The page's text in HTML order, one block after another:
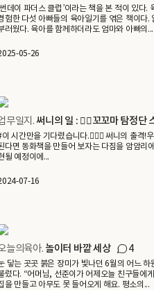
썬데이 파더스 클럽’이라는 책을 본 적이 있다
험한 다섯 아빠들의 육아일기를 엮은 책이다.
러웠다. 육아를 함께하더라도 엄마와 아빠의...
05-26
무일지. 써니의 일 : 🕵🏻꼬꼬마 탐정단
시간만을 기다렸습니다.🙇🏻‍♀️ 써니의 출격!
다면 동화책을 만들어 보자는 다짐을 암암리
될 예정이에...
07-16
늘의육아. 놀이터 바깥 세상 4
닿는 곳곳 붉은 장미가 빛나던 6월의 어느
렀다. “어머님, 선준이가 어제오늘 친구들에
을 만들고 아무도 못 들어오게 해요. 평소의...